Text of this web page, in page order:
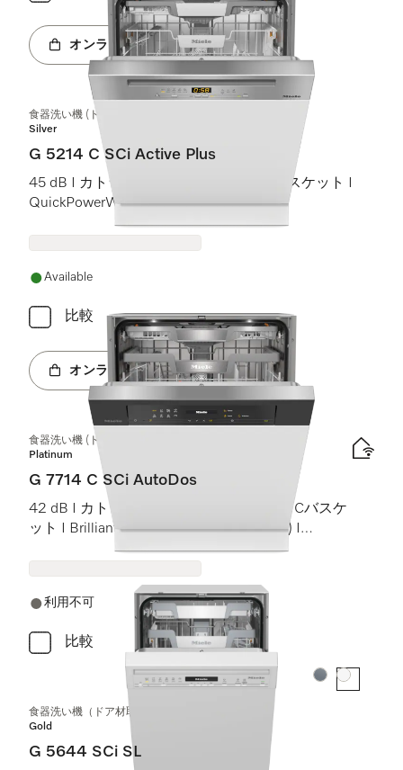
オンラインショップへ
食器洗い機 (ドア材取付専用タイプ)
Silver
G 5214 C SCi Active Plus
45 dB I カトラリートレイ I Comfort Cバスケット I
QuickPowerWash I AutoOpen
Available
比較
オンラインショップへ
食器洗い機 (ドア材取付専用タイプ)
Platinum
G 7714 C SCi AutoDos
42 dB I カトラリートレイ I MaxiComfort Cバスケ
ット I BrilliantLight (ブリリアントライト) I
利用不可
比較
カラー:カラー:
食器洗い機（ドア材取付専用タイプ、45 cm）
Gold
G 5644 SCi SL